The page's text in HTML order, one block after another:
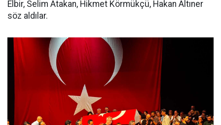
Elbir, Selim Atakan, Hikmet Körmükçü, Hakan Altıner
söz aldılar.